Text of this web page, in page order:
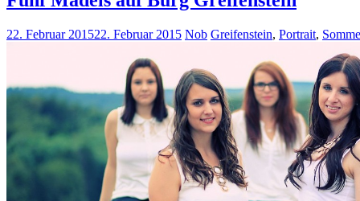
22. Februar 201522. Februar 2015 Nob Greifenstein, Portrait,